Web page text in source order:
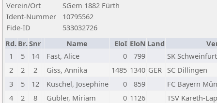
Verein/Ort
SGem 1882 Fürth
Ident-Nummer
10795562
Fide-ID
533032726
Rd. Br.Snr Name EloI EloN Land
1
5 14 Fast, Alice 0 799
SK
2
2 2 Giss, Annika 1485 1340 GER SC Dillingen
3
5 12 Kuschel, Josephine 0 859
FC Bayern
4
2 8 Gubler, Miriam 0 1126
TSV Kareth-